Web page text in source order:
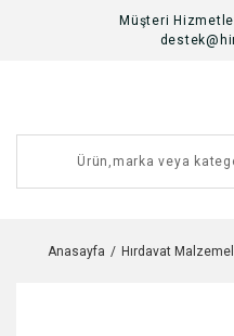
Müşteri
Anasayfa Hırdavat